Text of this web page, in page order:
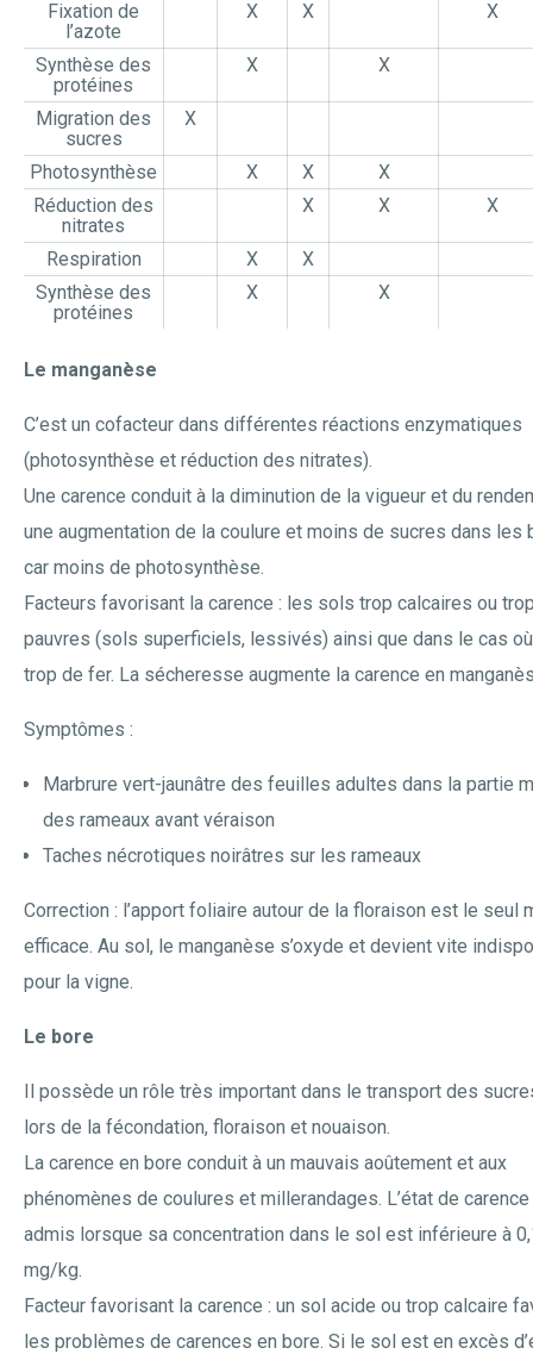
Fixation de
l’azote
X X X
Synthèse des
protéines
X X
Migration des
sucres
X
Photosynthèse X X
X
Réduction des
nitrates
X X X
Respiration X
X
Synthèse des
protéines
X X
Le manganèse
C’est un cofacteur dans différentes réactions enzymatiques
(photosynthèse et réduction des nitrates).
Une carence conduit à la diminution de la vigueur et du
une augmentation de la coulure et moins de sucres dans les
car moins de photosynthèse.
Facteurs favorisant la carence : les sols trop calcaires ou
pauvres (sols superficiels, lessivés) ainsi que dans le cas
trop de fer. La sécheresse augmente la carence en
Symptômes :
Marbrure vert-jaunâtre des feuilles adultes dans la partie
des rameaux avant véraison
Taches nécrotiques noirâtres sur les rameaux
Correction : l’apport foliaire autour de la floraison est le seul
efficace. Au sol, le manganèse s’oxyde et devient vite
pour la vigne.
Le bore
Il possède un rôle très important dans le transport des
lors de la fécondation, floraison et nouaison.
La carence en bore conduit à un mauvais aoûtement et aux
phénomènes de coulures et millerandages. L’état de
admis lorsque sa concentration dans le sol est inférieure à
mg/kg.
Facteur favorisant la carence : un sol acide ou trop calcaire
les problèmes de carences en bore. Si le sol est en excès